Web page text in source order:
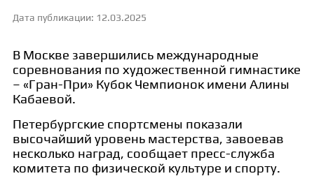
Дата публикации: 12.03.2025
В Москве завершились международные
соревнования по художественной гимнастике
– «Гран-При» Кубок Чемпионок имени Алины
Кабаевой.
Петербургские спортсмены показали
высочайший уровень мастерства, завоевав
несколько наград, сообщает пресс-служба
комитета по физической культуре и спорту.